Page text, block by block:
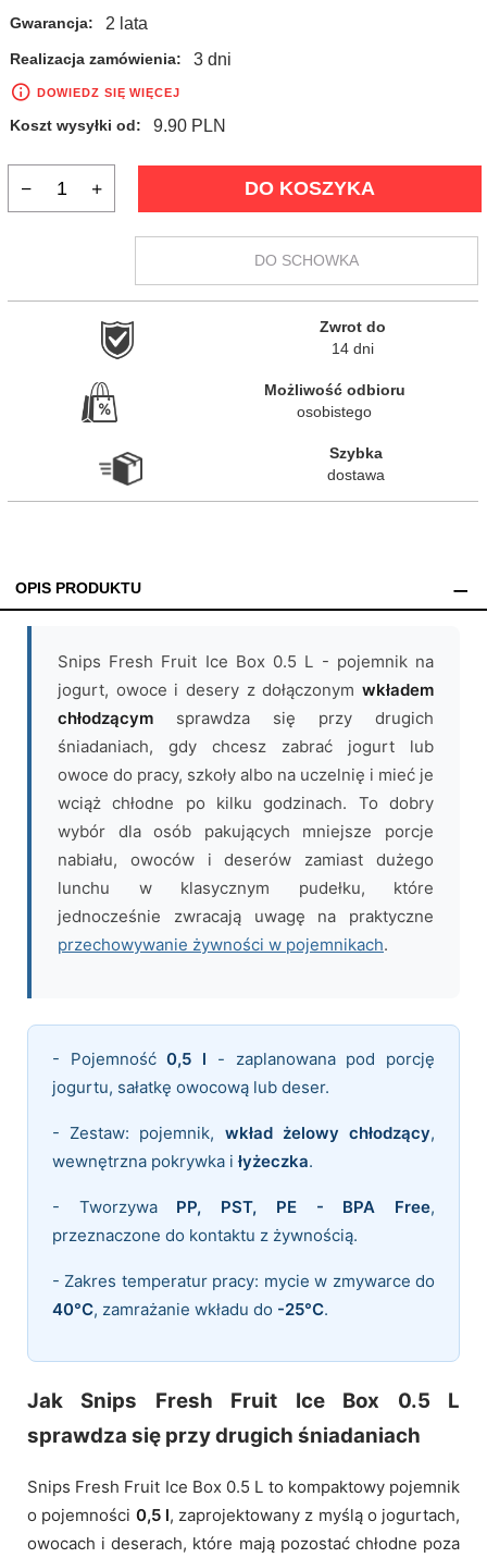
Gwarancja: 2 lata
Realizacja zamówienia: 3 dni
DOWIEDZ SIĘ WIĘCEJ
Koszt wysyłki od: 9.90 PLN
DO KOSZYKA
DO SCHOWKA
Zwrot do
14 dni
Możliwość odbioru
osobistego
Szybka
dostawa
OPIS PRODUKTU
Snips Fresh Fruit Ice Box 0.5 L - pojemnik na
jogurt, owoce i desery z dołączonym wkładem
chłodzącym sprawdza się przy drugich
śniadaniach, gdy chcesz zabrać jogurt lub
owoce do pracy, szkoły albo na uczelnię i mieć je
wciąż chłodne po kilku godzinach. To dobry
wybór dla osób pakujących mniejsze porcje
nabiału, owoców i deserów zamiast dużego
lunchu w klasycznym pudełku, które
jednocześnie zwracają uwagę na praktyczne
przechowywanie żywności w pojemnikach.
- Pojemność0,5 l - zaplanowana pod porcję
jogurtu, sałatkę owocową lub deser.
- Zestaw: pojemnik, wkład żelowy chłodzący,
wewnętrzna pokrywka i łyżeczka.
- Tworzywa PP, PST, PE - BPA Free,
przeznaczone do kontaktu z żywnością.
- Zakres temperatur pracy: mycie w zmywarce do
40°C, zamrażanie wkładu do -25°C.
Jak Snips Fresh Fruit Ice Box 0.5 L
sprawdza się przy drugich śniadaniach
Snips Fresh Fruit Ice Box 0.5 L to kompaktowy pojemnik
o pojemności 0,5 l, zaprojektowany z myślą o jogurtach,
owocach i deserach, które mają pozostać chłodne poza